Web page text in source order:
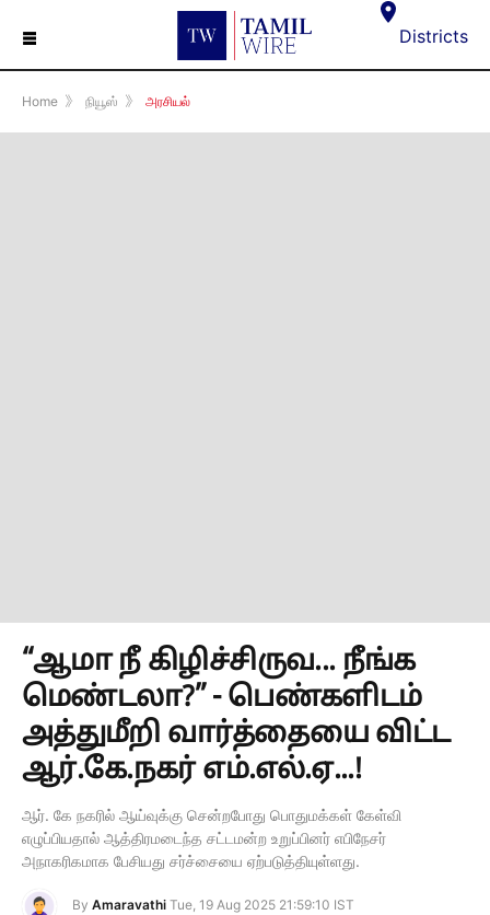
☰ Districts
Home 》 நியூஸ் 》 அரசியல்
“ஆமா நீ கிழிச்சிருவ... நீங்க
மெண்டலா?” - பெண்களிடம்
அத்துமீறி வார்த்தையை விட்ட
ஆர்.கே.நகர் எம்.எல்.ஏ...!
ஆர். கே நகரில் ஆய்வுக்கு சென்றபோது பொதுமக்கள் கேள்வி
எழுப்பியதால் ஆத்திரமடைந்த சட்டமன்ற உறுப்பினர் எபிநேசர்
அநாகரிகமாக பேசியது சர்ச்சையை ஏற்படுத்தியுள்ளது.
By Amaravathi Tue, 19 Aug 2025 21:59:10 IST